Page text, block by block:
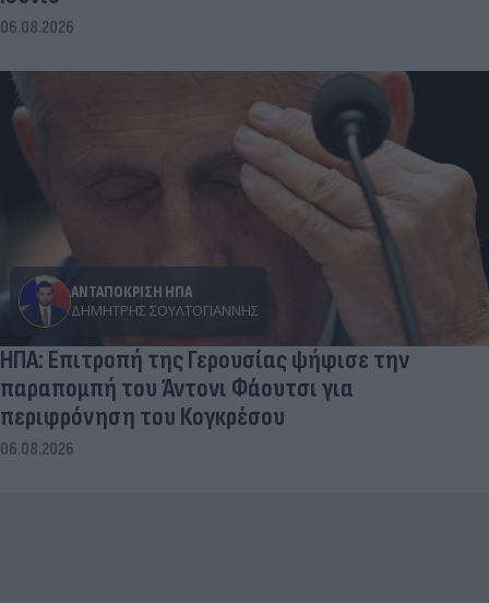
06.08.2026
ΑΝΤΑΠΟΚΡΙΣΗ ΗΠΑ
ΔΗΜΉΤΡΗΣ ΣΟΥΛΤΟΓΙΆΝΝΗΣ
ΗΠΑ: Επιτροπή της Γερουσίας ψήφισε την
παραπομπή του Άντονι Φάουτσι για
περιφρόνηση του Κογκρέσου
06.08.2026